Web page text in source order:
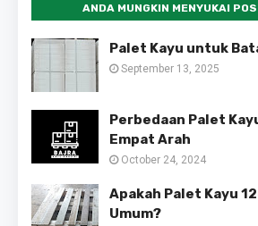
ANDA MUNGKIN MENYUKAI
Palet Kayu untuk
September 13, 2025
Perbedaan Palet
Empat Arah
October 24, 2024
Apakah Palet Kayu
Umum?